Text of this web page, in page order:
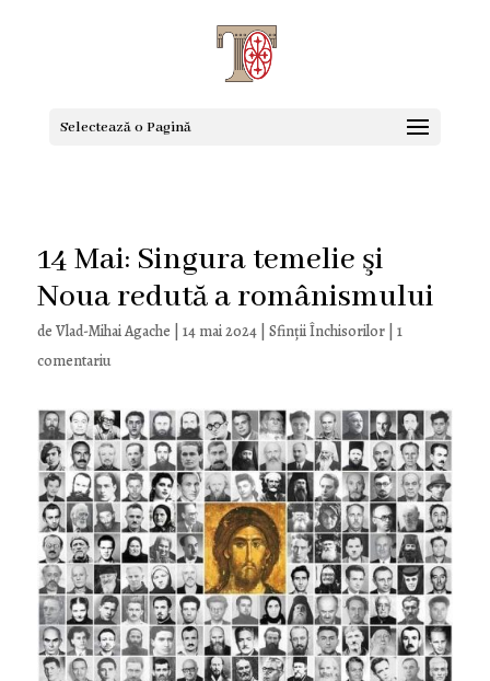
Selectează o Pagină
14 Mai: Singura temelie şi
Noua redută a românismului
de Vlad-Mihai Agache 14 mai 2024| Sfinţii Închisorilor| 1
comentariu